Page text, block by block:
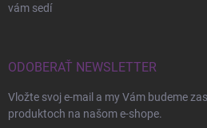
vám sedí
ODOBERAŤ NEWSLETTER
Vložte svoj e-mail a my Vám budeme
produktoch na našom e-shope.